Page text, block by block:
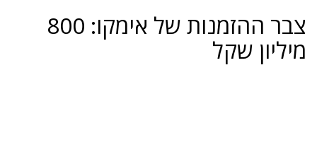
צבר ההזמנות של אימקו: 800
מיליון שקל